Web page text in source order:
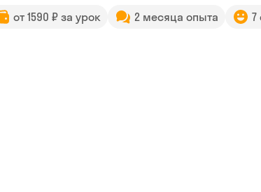
от 1590 ₽ за урок 2 месяца опыта 7